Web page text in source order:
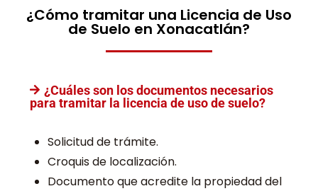
¿Cómo tramitar una Licencia de Uso
de Suelo en Xonacatlán?
¿Cuáles son los documentos necesarios
para tramitar la licencia de uso de suelo?
Solicitud de trámite.
Croquis de localización.
Documento que acredite la propiedad del